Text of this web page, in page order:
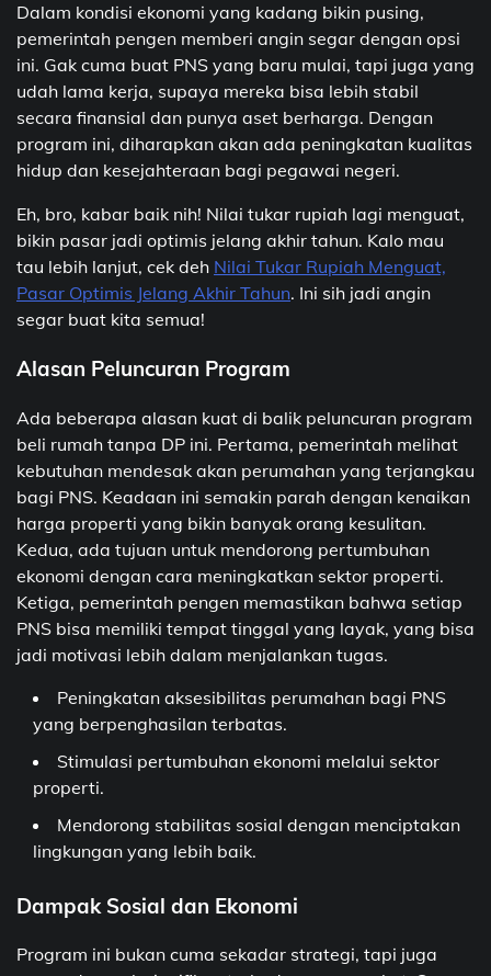
Dalam kondisi ekonomi yang kadang bikin pusing,
pemerintah pengen memberi angin segar dengan opsi
ini. Gak cuma buat PNS yang baru mulai, tapi juga yang
udah lama kerja, supaya mereka bisa lebih stabil
secara finansial dan punya aset berharga. Dengan
program ini, diharapkan akan ada peningkatan kualitas
hidup dan kesejahteraan bagi pegawai negeri.
Eh, bro, kabar baik nih! Nilai tukar rupiah lagi menguat,
bikin pasar jadi optimis jelang akhir tahun. Kalo mau
tau lebih lanjut, cek deh Nilai Tukar Rupiah Menguat,
Pasar Optimis Jelang Akhir Tahun. Ini sih jadi angin
segar buat kita semua!
Alasan Peluncuran Program
Ada beberapa alasan kuat di balik peluncuran program
beli rumah tanpa DP ini. Pertama, pemerintah melihat
kebutuhan mendesak akan perumahan yang terjangkau
bagi PNS. Keadaan ini semakin parah dengan kenaikan
harga properti yang bikin banyak orang kesulitan.
Kedua, ada tujuan untuk mendorong pertumbuhan
ekonomi dengan cara meningkatkan sektor properti.
Ketiga, pemerintah pengen memastikan bahwa setiap
PNS bisa memiliki tempat tinggal yang layak, yang bisa
jadi motivasi lebih dalam menjalankan tugas.
Peningkatan aksesibilitas perumahan bagi PNS
yang berpenghasilan terbatas.
Stimulasi pertumbuhan ekonomi melalui sektor
properti.
Mendorong stabilitas sosial dengan menciptakan
lingkungan yang lebih baik.
Dampak Sosial dan Ekonomi
Program ini bukan cuma sekadar strategi, tapi juga